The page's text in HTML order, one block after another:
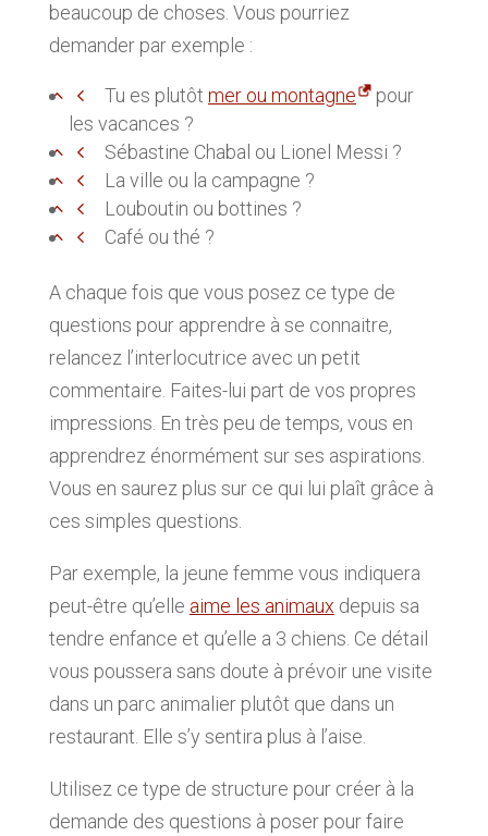
beaucoup de choses. Vous pourriez
demander par exemple :
Tu es plutôt mer ou montagne
pour
les vacances ?
Sébastine Chabal ou Lionel Messi ?
La ville ou la campagne ?
Louboutin ou bottines ?
Café ou thé ?
A chaque fois que vous posez ce type de
questions pour apprendre à se connaitre,
relancez l’interlocutrice avec un petit
commentaire. Faites-lui part de vos propres
impressions. En très peu de temps, vous en
apprendrez énormément sur ses aspirations.
Vous en saurez plus sur ce qui lui plaît grâce à
ces simples questions.
Par exemple, la jeune femme vous indiquera
peut-être qu’elle aime les animaux depuis sa
tendre enfance et qu’elle a 3 chiens. Ce détail
vous poussera sans doute à prévoir une visite
dans un parc animalier plutôt que dans un
restaurant. Elle s’y sentira plus à l’aise.
Utilisez ce type de structure pour créer à la
demande des questions à poser pour faire